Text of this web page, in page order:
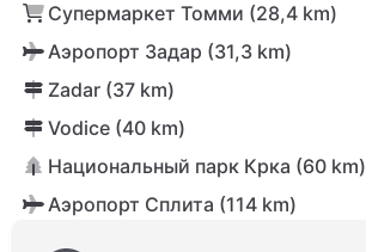
Супермаркет Томми (28,4 km)
Аэропорт Задар (31,3 km)
Zadar (37 km)
Vodice (40 km)
Национальный парк Крка (60 km)
Аэропорт Сплита (114 km)